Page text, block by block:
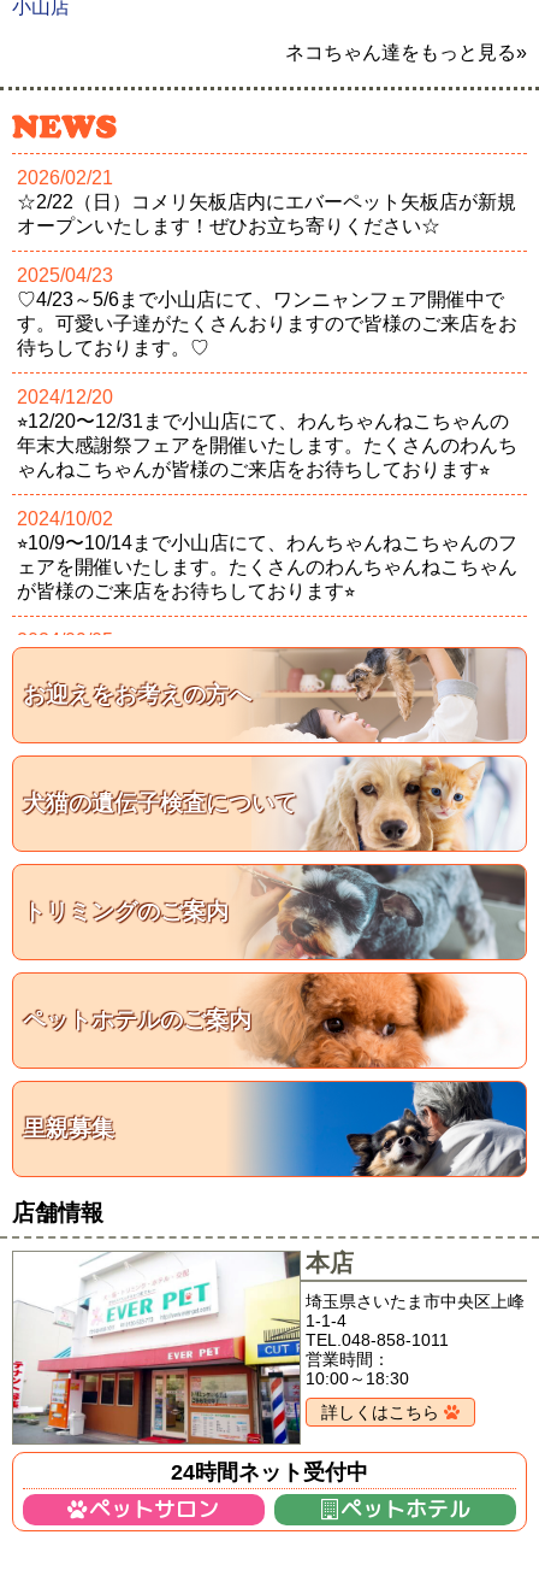
小山店
ネコちゃん達をもっと見る»
2026/02/21
☆2/22（日）コメリ矢板店内にエバーペット矢板店が新規
オープンいたします！ぜひお立ち寄りください☆
2025/04/23
♡4/23～5/6まで小山店にて、ワンニャンフェア開催中で
す。可愛い子達がたくさんおりますので皆様のご来店をお
待ちしております。♡
2024/12/20
⭐︎12/20〜12/31まで小山店にて、わんちゃんねこちゃんの
年末大感謝祭フェアを開催いたします。たくさんのわんち
ゃんねこちゃんが皆様のご来店をお待ちしております⭐︎
2024/10/02
⭐︎10/9〜10/14まで小山店にて、わんちゃんねこちゃんのフ
ェアを開催いたします。たくさんのわんちゃんねこちゃん
が皆様のご来店をお待ちしております⭐︎
2024/09/05
お迎えをお考えの方へ
犬猫の遺伝子検査について
トリミングのご案内
ペットホテルのご案内
里親募集
店舗情報
本店
埼玉県さいたま市中央区上峰
1-1-4
TEL.048-858-1011
営業時間：
10:00～18:30
詳しくはこちら
24時間ネット受付中
ペットサロン ペットホテル